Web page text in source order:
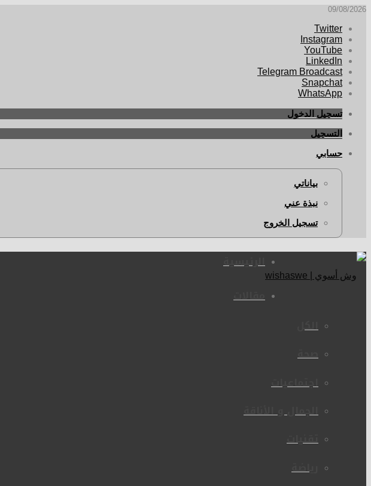
09/08/2026
Twitter
Instagram
YouTube
LinkedIn
Telegram Broadcast
Snapchat
WhatsApp
تسجيل الدخول
التسجيل
حسابي
بياناتي
نبذة عني
تسجيل الخروج
الرئيسية
مقالات
الكل
صحة
اجتماعيات
الجمال و الأناقة
تقنيات
رياضة